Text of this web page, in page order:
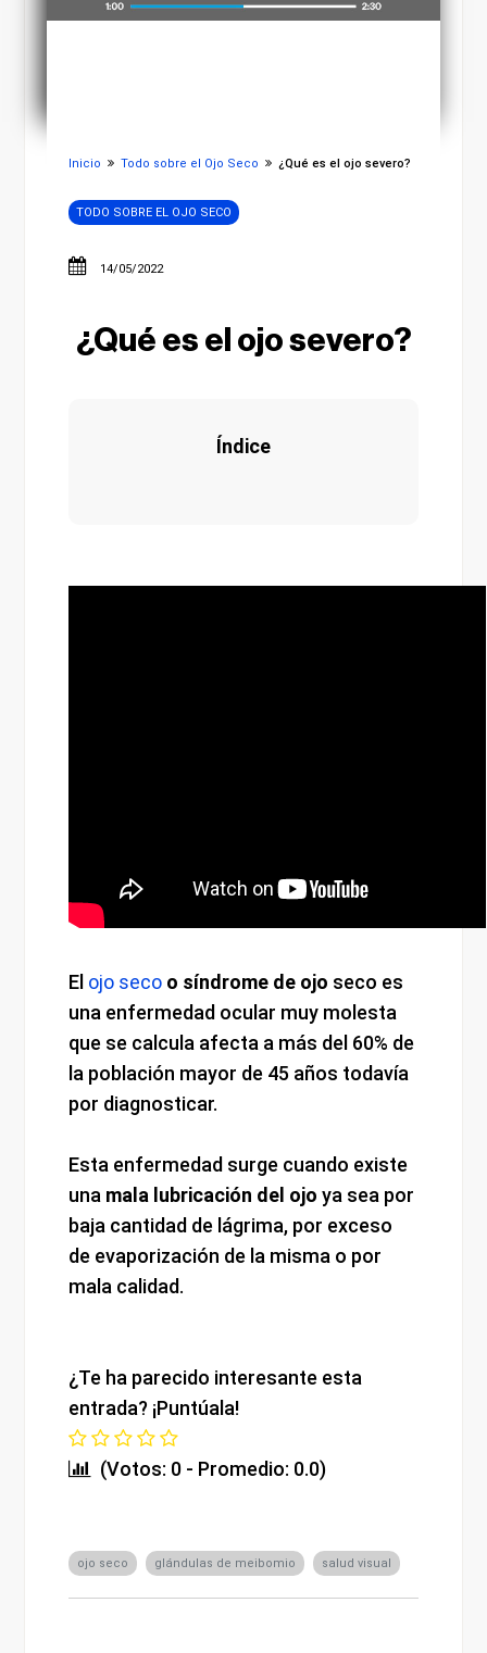
Inicio Todo sobre el Ojo Seco ¿Qué es el ojo severo?
TODO SOBRE EL OJO SECO
14/05/2022
¿Qué es el ojo severo?
Índice
El ojo seco o síndrome de ojo seco es
una enfermedad ocular muy molesta
que se calcula afecta a más del 60% de
la población mayor de 45 años todavía
por diagnosticar.
Esta enfermedad surge cuando existe
una mala lubricación del ojo ya sea por
baja cantidad de lágrima, por exceso
de evaporización de la misma o por
mala calidad.
¿Te ha parecido interesante esta
entrada? ¡Puntúala!
(Votos: 0 - Promedio: 0.0)
ojo seco glándulas de meibomio salud visual